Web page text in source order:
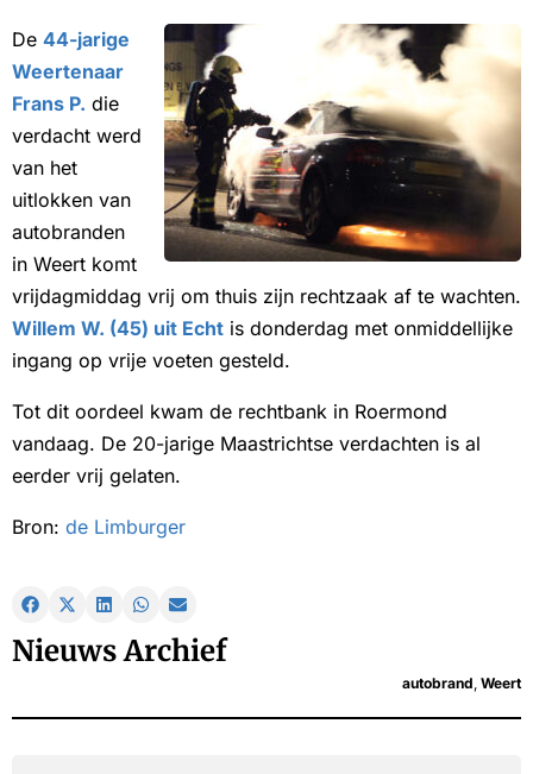
De 44-jarige
Weertenaar
Frans P. die
verdacht werd
van het
uitlokken van
autobranden
in Weert komt
vrijdagmiddag vrij om thuis zijn rechtzaak af te wachten.
Willem W. (45) uit Echt is donderdag met onmiddellijke
ingang op vrije voeten gesteld.
Tot dit oordeel kwam de rechtbank in Roermond
vandaag. De 20-jarige Maastrichtse verdachten is al
eerder vrij gelaten.
Bron: de Limburger
Nieuws Archief
autobrand, Weert